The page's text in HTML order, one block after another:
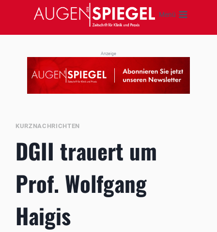
springen
Menü
Anzeige
KURZNACHRICHTEN
DGII trauert um
Prof. Wolfgang
Haigis